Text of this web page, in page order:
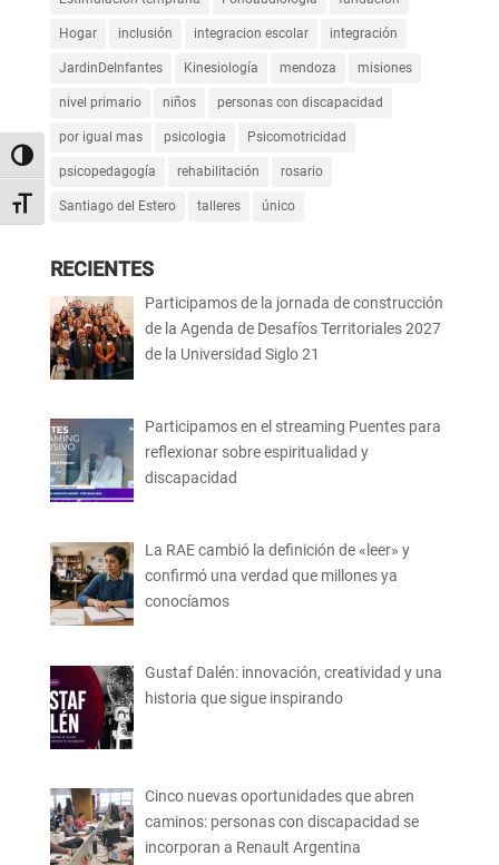
Alternar alto contraste
Alternar tamaño de letra
Hogar inclusión integracion escolar integración
JardinDeInfantes Kinesiología mendoza misiones
nivel primario niños personas con discapacidad
por igual mas psicologia Psicomotricidad
psicopedagogía rehabilitación rosario
Santiago del Estero talleres único
RECIENTES
Participamos de la jornada de construcción
de la Agenda de Desafíos Territoriales 2027
de la Universidad Siglo 21
Participamos en el streaming Puentes para
reflexionar sobre espiritualidad y
discapacidad
La RAE cambió la definición de «leer» y
confirmó una verdad que millones ya
conocíamos
Gustaf Dalén: innovación, creatividad y una
historia que sigue inspirando
Cinco nuevas oportunidades que abren
caminos: personas con discapacidad se
incorporan a Renault Argentina